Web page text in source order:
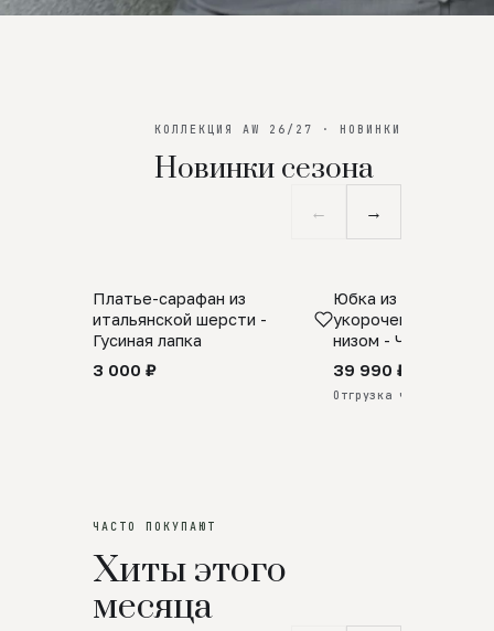
КОЛЛЕКЦИЯ AW 26/27 · НОВИНКИ
Новинки сезона
← →
SALE
Платье-сарафан из
итальянской шерсти -
Гусиная лапка
3 000 ₽
ПРЕДЗАКАЗ
Юбка из
укороченная с
низом - Черный
39 990 ₽
Отгрузка через 25 дней
ЧАСТО ПОКУПАЮТ
Хиты этого
месяца